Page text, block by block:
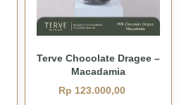
Terve Chocolate Dragee –
Macadamia
Rp 123.000,00